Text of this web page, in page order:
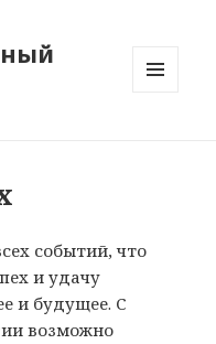
событий, что
и удачу
и будущее. С
возможно